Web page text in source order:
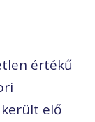
értékű
elő